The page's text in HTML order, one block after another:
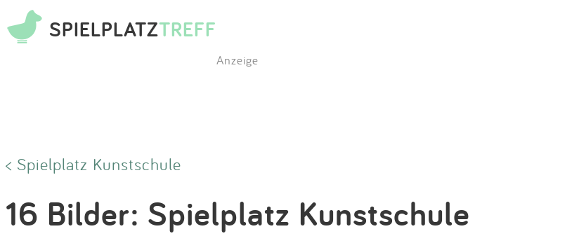
SPIELPLATZTREFF
Blog
Anzeige
< Spielplatz Kunstschule
16 Bilder: Spielplatz Kunstschule